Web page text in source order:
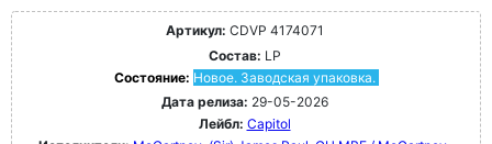
Артикул: CDVP 4174071
Состав: LP
Состояние: Новое. Заводская упаковка.
Дата релиза: 29-05-2026
Лейбл: Capitol